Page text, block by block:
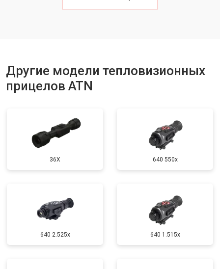
Другие модели тепловизионных
прицелов ATN
36X 640 550x
640 2.525x 640 1.515x